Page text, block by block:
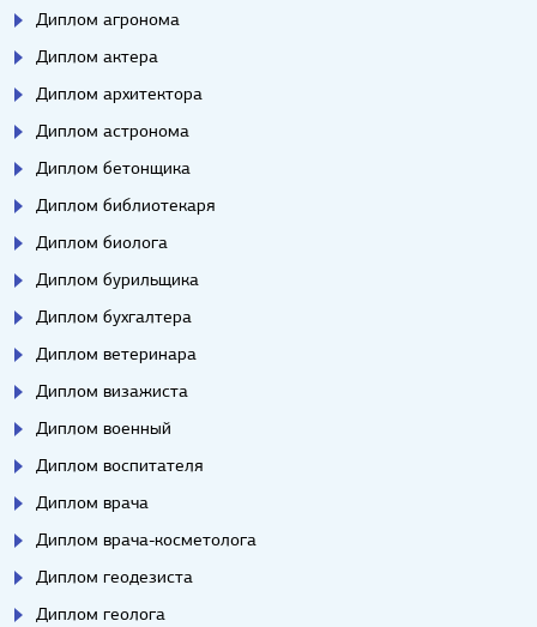
Диплом агронома
Диплом актера
Диплом архитектора
Диплом астронома
Диплом бетонщика
Диплом библиотекаря
Диплом биолога
Диплом бурильщика
Диплом бухгалтера
Диплом ветеринара
Диплом визажиста
Диплом военный
Диплом воспитателя
Диплом врача
Диплом врача-косметолога
Диплом геодезиста
Диплом геолога